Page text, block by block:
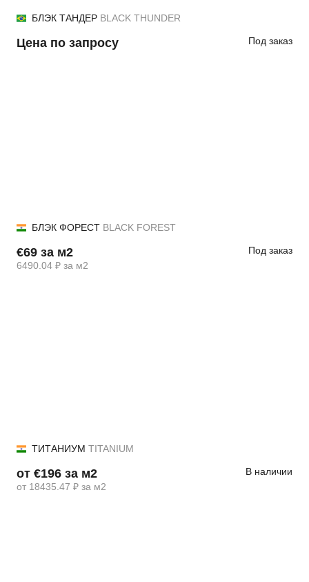
БЛЭК ТАНДЕР BLACK THUNDER
Цена по запросу Под заказ
БЛЭК ФОРЕСТ BLACK FOREST
€69 за м2
6490.04 ₽ за м2
Под заказ
ТИТАНИУМ TITANIUM
от €196 за м2
от 18435.47 ₽ за м2
В наличии